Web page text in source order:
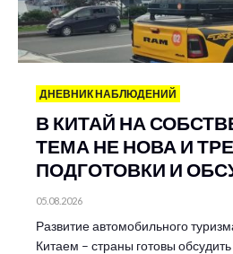
ДНЕВНИК НАБЛЮДЕНИЙ
В КИТАЙ НА
ТЕМА НЕ НОВА И
ПОДГОТОВКИ И
05.08.2026
Развитие автомобильного
Китаем – страны готовы